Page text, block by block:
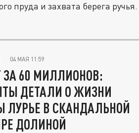
пруда и захвата берега ручья.
04 МАЯ 11:59
ЗА 60 МИЛЛИОНОВ:
ДЕТАЛИ О ЖИЗНИ
ЛУРЬЕ В СКАНДАЛЬНОЙ
ДОЛИНОЙ